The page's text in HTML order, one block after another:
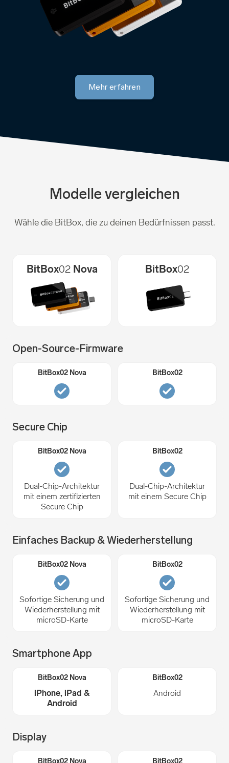
Mehr erfahren
Modelle vergleichen
Wähle die BitBox, die zu deinen Bedürfnissen passt.
BitBox02 Nova BitBox02
Open-Source-Firmware
Secure Chip
Dual-Chip-Architektur
mit einem zertifizierten
Secure Chip
Dual-Chip-Architektur
mit einem Secure Chip
Einfaches Backup & Wiederherstellung
Sofortige Sicherung und
Wiederherstellung mit
microSD-Karte
Sofortige Sicherung und
Wiederherstellung mit
microSD-Karte
Smartphone App
iPhone, iPad &
Android
Android
Display